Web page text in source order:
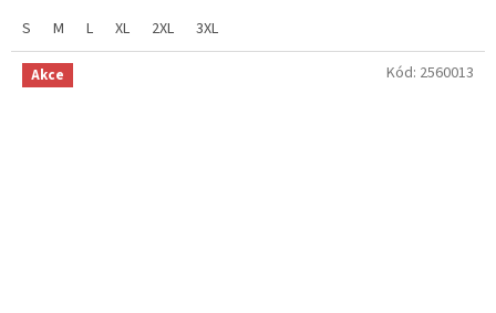
S M L XL 2XL 3XL
Akce Kód: 2560013